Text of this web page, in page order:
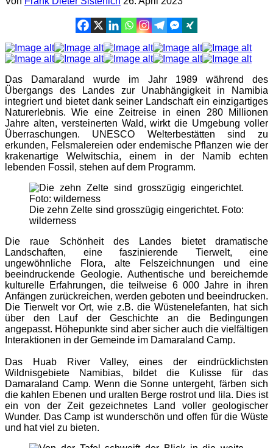
Das Damaraland wurde im Jahr 1989 während des
Übergangs des Landes zur Unabhängigkeit in Namibia
integriert und bietet dank seiner Landschaft ein einzigartiges
Naturerlebnis. Wie eine Zeitreise in einen 280 Millionen
Jahre alten, versteinerten Wald, wirkt die Umgebung voller
Überraschungen. UNESCO Welterbestätten sind zu
erkunden, Felsmalereien oder endemische Pflanzen wie der
krakenartige Welwitschia, einem in der Namib echten
lebenden Fossil, stehen auf dem Programm.
Die zehn Zelte sind grosszügig eingerichtet. Foto:
wilderness
Die raue Schönheit des Landes bietet dramatische
Landschaften, eine faszinierende Tierwelt, eine
ungewöhnliche Flora, alte Felszeichnungen und eine
beeindruckende Geologie. Authentische und bereichernde
kulturelle Erfahrungen, die teilweise 6 000 Jahre in ihren
Anfängen zurückreichen, werden geboten und beeindrucken.
Die Tierwelt vor Ort, wie z.B. die Wüstenelefanten, hat sich
über den Lauf der Geschichte an die Bedingungen
angepasst. Höhepunkte sind aber sicher auch die vielfältigen
Interaktionen in der Gemeinde im Damaraland Camp.
Das Huab River Valley, eines der eindrücklichsten
Wildnisgebiete Namibias, bildet die Kulisse für das
Damaraland Camp. Wenn die Sonne untergeht, färben sich
die kahlen Ebenen und uralten Berge rostrot und lila. Dies ist
ein von der Zeit gezeichnetes Land voller geologischer
Wunder. Das Camp ist wunderschön und offen für die Wüste
und hat viel zu bieten.